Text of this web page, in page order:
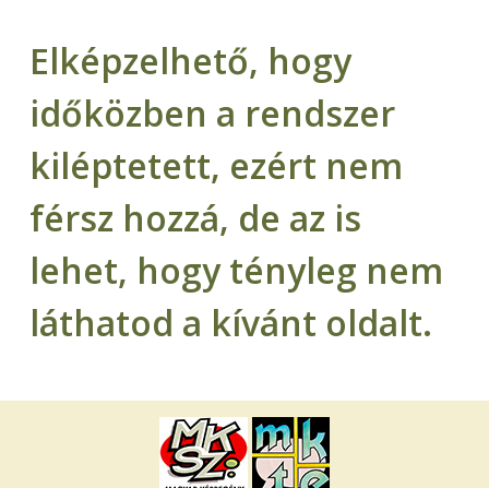
Elképzelhető, hogy
időközben a rendszer
kiléptetett, ezért nem
férsz hozzá, de az is
lehet, hogy tényleg nem
láthatod a kívánt oldalt.